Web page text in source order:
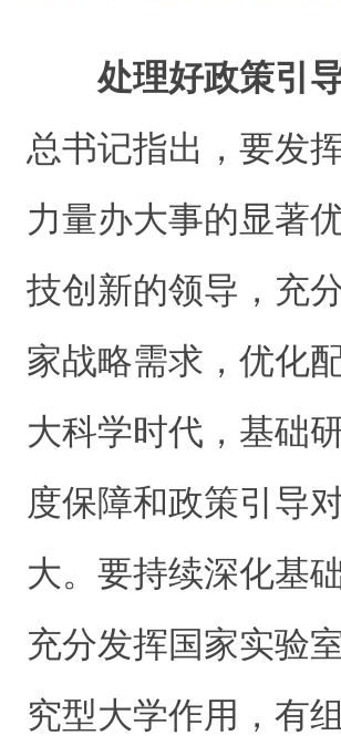
处理好政策引
总书记指出，要发
力量办大事的显著
技创新的领导，充
家战略需求，优化
大科学时代，基础
度保障和政策引导
大。要持续深化基
充分发挥国家实验
究型大学作用，有